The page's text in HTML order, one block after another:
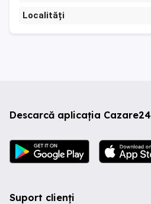
Localități
Descarcă aplicația Cazare24
Suport clienți